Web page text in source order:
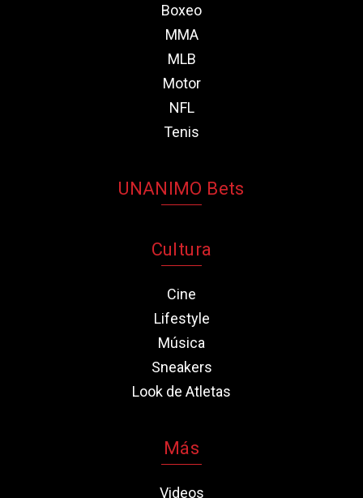
Boxeo
MMA
MLB
Motor
NFL
Tenis
UNANIMO Bets
Cultura
Cine
Lifestyle
Música
Sneakers
Look de Atletas
Más
Videos